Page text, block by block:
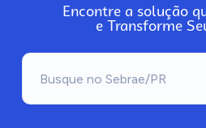
Encontre a solução
e Transforme